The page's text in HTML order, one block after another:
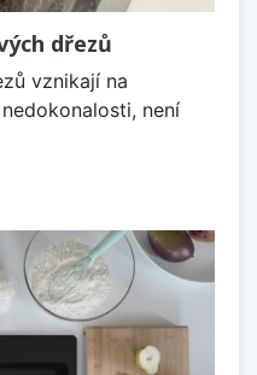
dřezů
vznikají na
není